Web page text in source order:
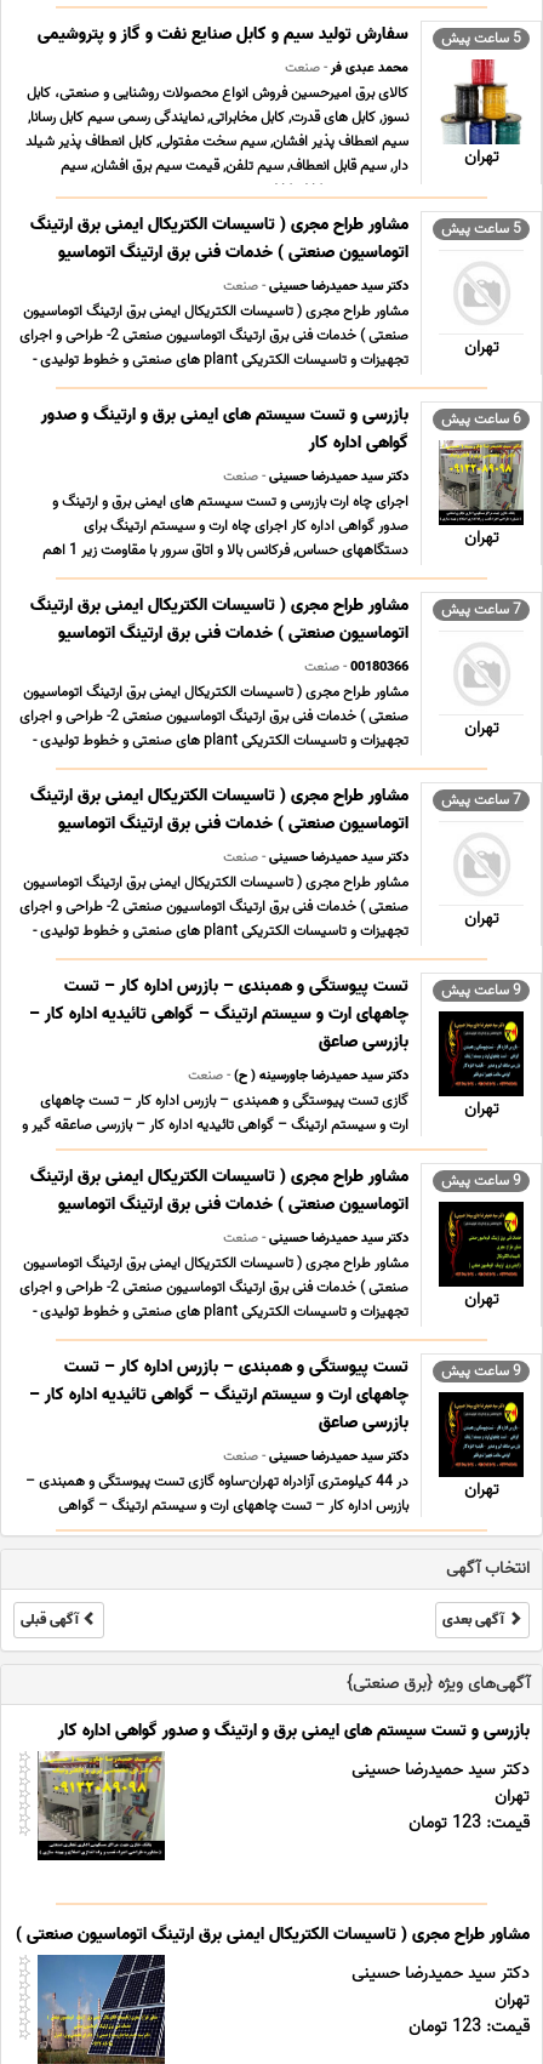
صنعتی چرمشهر طراحی اجراء تست چاه ارت سیستم ارتینگ صدور
5 ساعت پیش
تهران
سفارش تولید سیم و کابل صنایع نفت و گاز و پتروشیمی
محمد عبدی فر- صنعت
کالای برق امیرحسین فروش انواع محصولات روشنایی و صنعتی، کابل
نسوز, کابل های قدرت, کابل مخابراتی, نمایندگی رسمی سیم کابل رسانا,
سیم انعطاف پذیر افشان, سیم سخت مفتولی, کابل انعطاف پذیر شیلد
دار, سیم قابل انعطاف, سیم تلفن, قیمت سیم برق افشان, سیم
صنعتی, سیم و کابل, کابل صنعتی, سیم و ... ...
5 ساعت پیش
تهران
مشاور طراح مجری ( تاسیسات الکتریکال ایمنی برق ارتینگ
اتوماسیون صنعتی ) خدمات فنی برق ارتینگ اتوماسیو
دکتر سید حمیدرضا حسینی- صنعت
مشاور طراح مجری ( تاسیسات الکتریکال ایمنی برق ارتینگ اتوماسیون
صنعتی ) خدمات فنی برق ارتینگ اتوماسیون صنعتی 2- طراحی و اجرای
تجهیزات و تاسیسات الکتریکی plant های صنعتی و خطوط تولیدی -
نصب و راه اندازی دستگاه ها و سیستم های صنعتی در خطوط تولید -
نگهداری و تعمیرات پیشگیرانه ی ک ... ...
6 ساعت پیش
تهران
بازرسی و تست سیستم های ایمنی برق و ارتینگ و صدور
گواهی اداره کار
دکتر سید حمیدرضا حسینی- صنعت
اجرای چاه ارت بازرسی و تست سیستم های ایمنی برق و ارتینگ و
صدور گواهی اداره کار اجرای چاه ارت و سیستم ارتینگ برای
دستگاههای حساس, فرکانس بالا و اتاق سرور با مقاومت زیر 1 اهم
بازرسی و تست سیستم های ایمنی برق و ارتینگ و صدور گواهی اداره
کار چاه ارت بازرسی و تست سیستم های ایمنی برق و ... ...
7 ساعت پیش
تهران
مشاور طراح مجری ( تاسیسات الکتریکال ایمنی برق ارتینگ
اتوماسیون صنعتی ) خدمات فنی برق ارتینگ اتوماسیو
00180366- صنعت
مشاور طراح مجری ( تاسیسات الکتریکال ایمنی برق ارتینگ اتوماسیون
صنعتی ) خدمات فنی برق ارتینگ اتوماسیون صنعتی 2- طراحی و اجرای
تجهیزات و تاسیسات الکتریکی plant های صنعتی و خطوط تولیدی -
نصب و راه اندازی دستگاه ها و سیستم های صنعتی در خطوط تولید -
نگهداری و تعمیرات پیشگیرانه ی ک ... ...
7 ساعت پیش
تهران
مشاور طراح مجری ( تاسیسات الکتریکال ایمنی برق ارتینگ
اتوماسیون صنعتی ) خدمات فنی برق ارتینگ اتوماسیو
دکتر سید حمیدرضا حسینی- صنعت
مشاور طراح مجری ( تاسیسات الکتریکال ایمنی برق ارتینگ اتوماسیون
صنعتی ) خدمات فنی برق ارتینگ اتوماسیون صنعتی 2- طراحی و اجرای
تجهیزات و تاسیسات الکتریکی plant های صنعتی و خطوط تولیدی -
نصب و راه اندازی دستگاه ها و سیستم های صنعتی در خطوط تولید -
نگهداری و تعمیرات پیشگیرانه ی ک ... ...
9 ساعت پیش
تهران
تست پیوستگی و همبندی – بازرس اداره کار – تست
چاههای ارت و سیستم ارتینگ – گواهی تائیدیه اداره کار –
بازرسی صاعق
دکتر سید حمیدرضا جاورسینه ( ح)- صنعت
گازی تست پیوستگی و همبندی – بازرس اداره کار – تست چاههای
ارت و سیستم ارتینگ – گواهی تائیدیه اداره کار – بازرسی صاعقه گیر و
صدور گواهی سلامت تجهیزات برقگیر نیروگاه شهید رجایی قزوین، در
کیلومتر 25 آزادراه قزوین-تهران حرارتی و سیکل ترکیبی تست
پیوستگی و همبندی – بازرس اداره کار – تس ... ...
9 ساعت پیش
تهران
مشاور طراح مجری ( تاسیسات الکتریکال ایمنی برق ارتینگ
اتوماسیون صنعتی ) خدمات فنی برق ارتینگ اتوماسیو
دکتر سید حمیدرضا حسینی- صنعت
مشاور طراح مجری ( تاسیسات الکتریکال ایمنی برق ارتینگ اتوماسیون
صنعتی ) خدمات فنی برق ارتینگ اتوماسیون صنعتی 2- طراحی و اجرای
تجهیزات و تاسیسات الکتریکی plant های صنعتی و خطوط تولیدی -
نصب و راه اندازی دستگاه ها و سیستم های صنعتی در خطوط تولید -
نگهداری و تعمیرات پیشگیرانه ی کارخ ... ...
9 ساعت پیش
تهران
تست پیوستگی و همبندی – بازرس اداره کار – تست
چاههای ارت و سیستم ارتینگ – گواهی تائیدیه اداره کار –
بازرسی صاعق
دکتر سید حمیدرضا حسینی- صنعت
در 44 کیلومتری آزادراه تهران-ساوه گازی تست پیوستگی و همبندی –
بازرس اداره کار – تست چاههای ارت و سیستم ارتینگ – گواهی
تائیدیه اداره کار – بازرسی صاعقه گیر و صدور گواهی سلامت تجهیزات
برقگیر نیروگاه شهید رجایی قزوین، در کیلومتر 25 آزادراه قزوین-تهران
انتخاب آگهی
آگهی بعدی آگهی قبلی
آگهی‌های ویژه {برق صنعتی}
بازرسی و تست سیستم های ایمنی برق و ارتینگ و صدور گواهی اداره کار
دکتر سید حمیدرضا حسینی
تهران
قیمت: 123 تومان
مشاور طراح مجری ( تاسیسات الکتریکال ایمنی برق ارتینگ اتوماسیون صنعتی )
دکتر سید حمیدرضا حسینی
تهران
قیمت: 123 تومان